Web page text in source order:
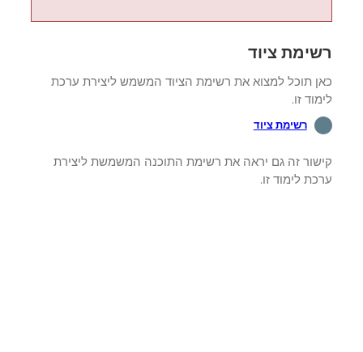
ציוד
תוכל למצוא את רשימת הציוד המשמש ליצירת ערכת
רשימת ציוד
זה גם יראה את רשימת התוכנה המשמשת ליצירת
לימוד זו.